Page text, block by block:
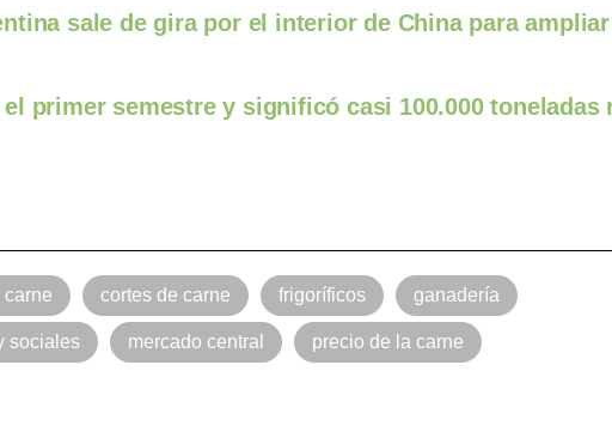
sale de gira por el interior de China para
primer semestre y significó casi 100.000 toneladas
carne cortes de carne frigoríficos ganadería
sociales mercado central precio de la carne